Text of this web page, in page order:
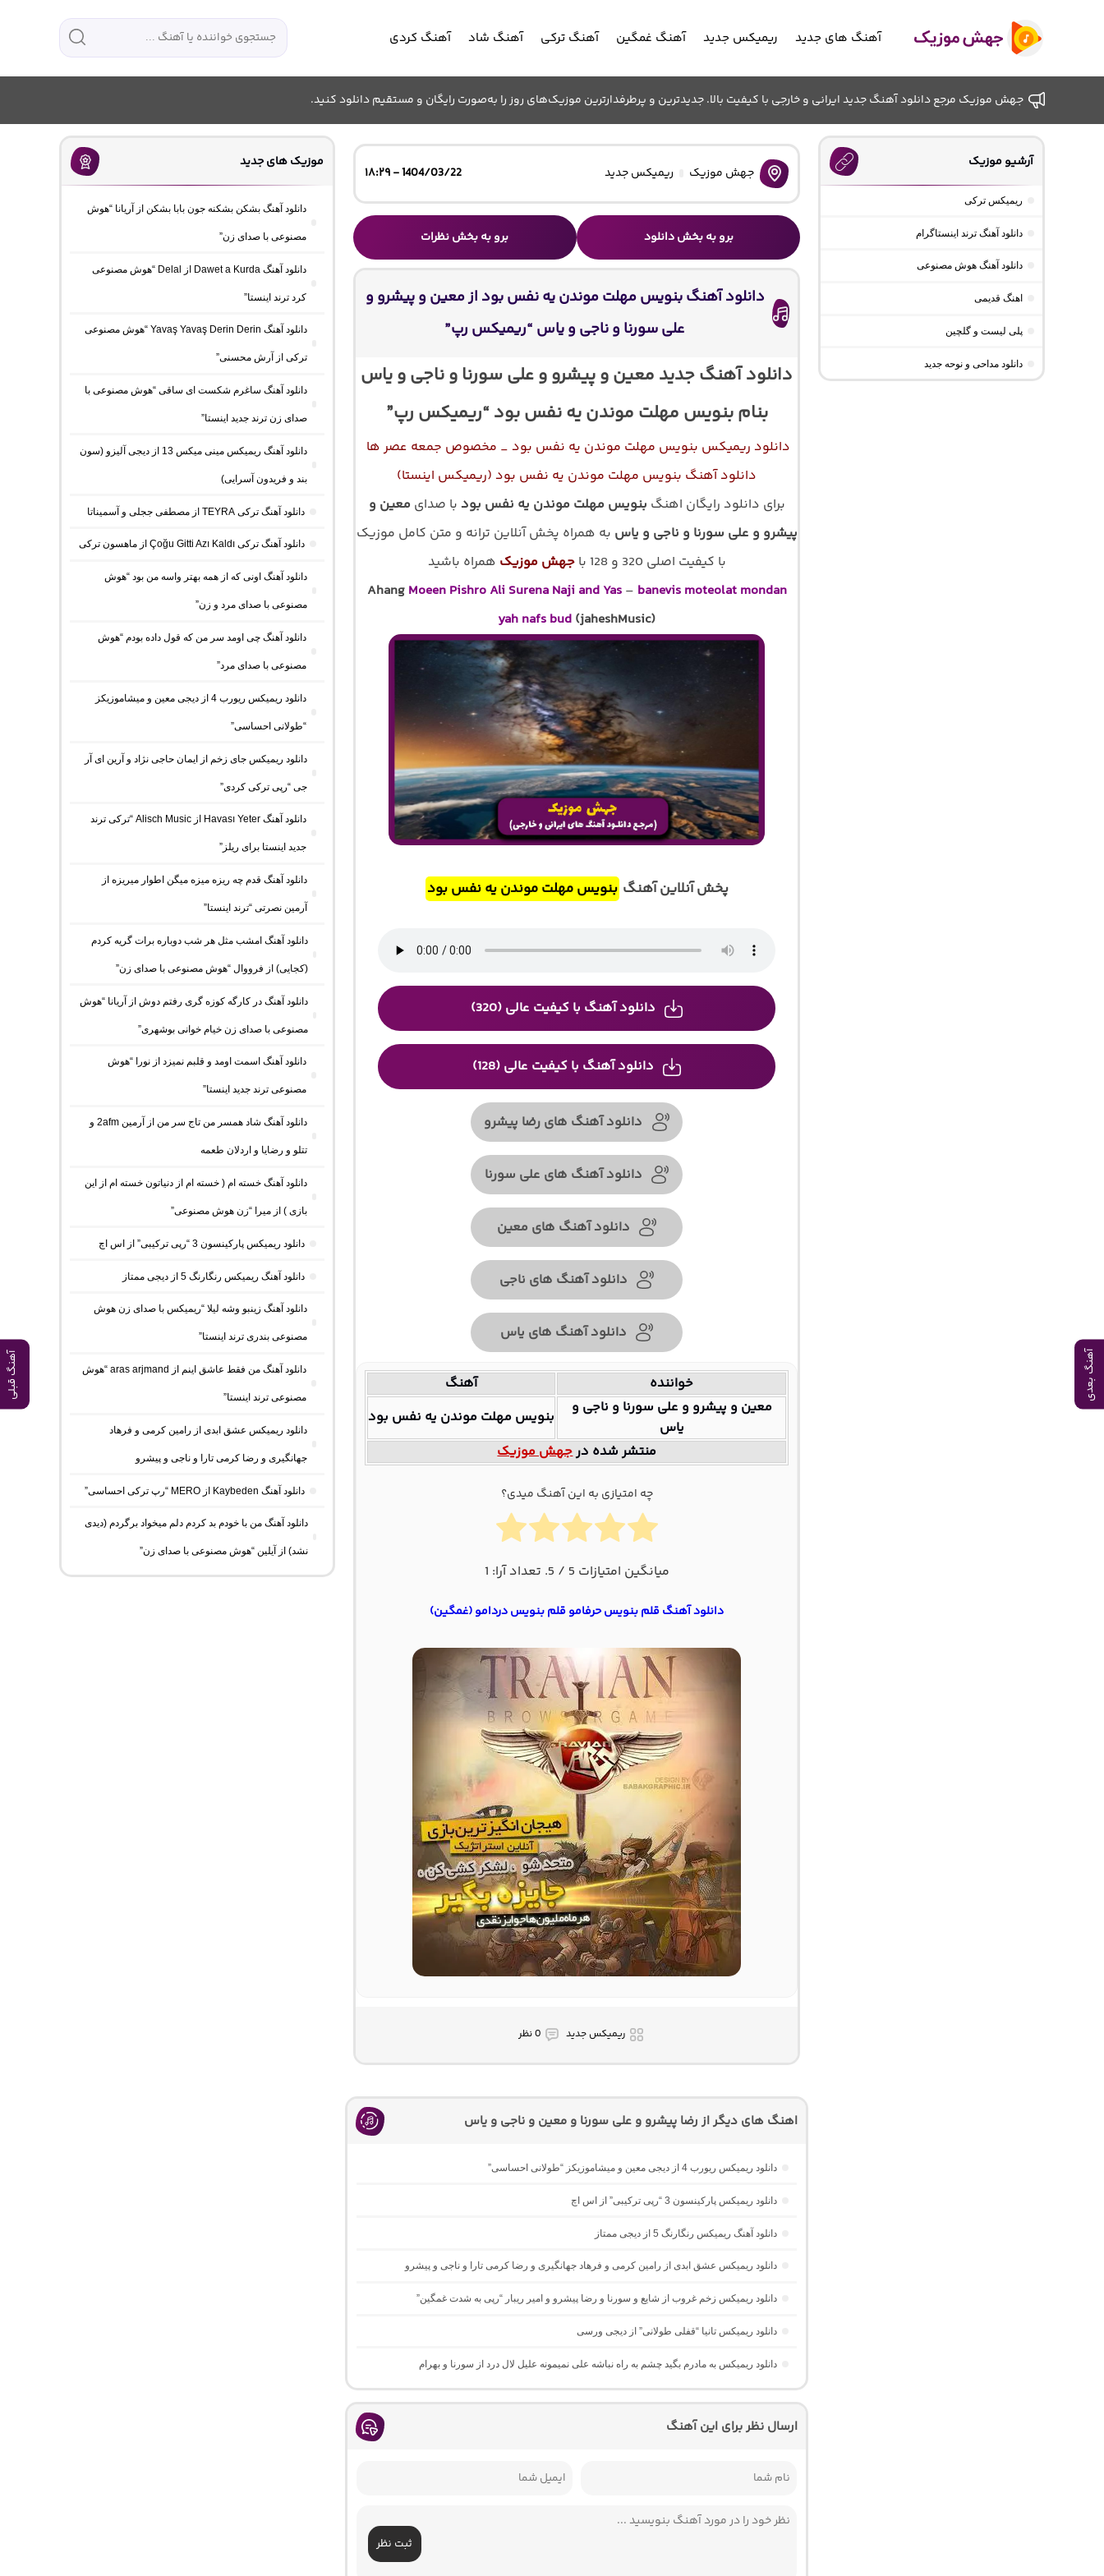
آهنگ بعدی آهنگ قبلی
آهنگ های جدید ریمیکس جدید آهنگ غمگین آهنگ ترکی آهنگ شاد آهنگ کردی
جهش موزیک مرجع دانلود آهنگ جدید ایرانی و خارجی با کیفیت بالا. جدیدترین و پرطرفدارترین موزیک‌های روز را به‌صورت رایگان و مستقیم دانلود کنید.
جهش موزیک ریمیکس جدید 1404/03/22 - ۱۸:۲۹
برو به بخش دانلود برو به بخش نظرات
دانلود آهنگ بنویس مهلت موندن یه نفس بود از معین و پیشرو و
علی سورنا و ناجی و یاس “ریمیکس رپ”
دانلود آهنگ جدید معین و پیشرو و علی سورنا و ناجی و یاس
بنام بنویس مهلت موندن یه نفس بود “ریمیکس رپ”
دانلود ریمیکس بنویس مهلت موندن یه نفس بود _ مخصوص جمعه عصر ها
دانلود آهنگ بنویس مهلت موندن یه نفس بود (ریمیکس اینستا)
برای دانلود رایگان اهنگ بنویس مهلت موندن یه نفس بود با صدایمعین و
پیشرو و علی سورنا و ناجی و یاس به همراه پخش آنلاین ترانه و متن کامل موزیک
با کیفیت اصلی 320 و 128 با
جهش موزیک همراه باشید
Ahang Moeen Pishro Ali Surena Naji and Yas– banevis moteolat mondan
yah nafs bud (jaheshMusic)
پخش آنلاین آهنگ بنویس مهلت موندن یه نفس بود
دانلود آهنگ با کیفیت عالی (320)
دانلود آهنگ با کیفیت عالی (128)
دانلود آهنگ های رضا پیشرو
دانلود آهنگ های علی سورنا
دانلود آهنگ های معین
دانلود آهنگ های ناجی
دانلود آهنگ های یاس
خواننده
آهنگ
معین و پیشرو و علی سورنا و ناجی و
یاس
بنویس مهلت موندن یه نفس بود
منتشر شده درجهش موزیک
چه امتیازی به این آهنگ میدی؟
میانگین امتیازات 5 / 5. تعداد آرا: 1
دانلود آهنگ قلم بنویس حرفامو قلم بنویس دردامو (غمگین)
ریمیکس جدید 0 نظر
اهنگ های دیگر از رضا پیشرو و علی سورنا و معین و ناجی و یاس
دانلود ریمیکس ریورب 4 از دیجی معین و میشاموزیکز “طولانی احساسی”
دانلود ریمیکس پارکینسون 3 “رپی ترکیبی” از اس اچ
دانلود آهنگ ریمیکس رنگارنگ 5 از دیجی ممتاز
دانلود ریمیکس عشق ابدی از رامین کرمی و فرهاد جهانگیری و رضا کرمی تارا و ناجی و پیشرو
دانلود ریمیکس زخم غروب از شایع و سورنا و رضا پیشرو و امیر ریبار “رپی به شدت غمگین”
دانلود ریمیکس تانیا “قفلی طولانی” از دیجی ورسی
دانلود ریمیکس به مادرم بگید چشم به راه نباشه علی نمیمونه علیل لال درد از سورنا و بهرام
ارسال نظر برای این آهنگ
ثبت نظر
آرشیو موزیک
ریمیکس ترکی
دانلود آهنگ ترند اینستاگرام
دانلود آهنگ هوش مصنوعی
اهنگ قدیمی
پلی لیست و گلچین
دانلود مداحی و نوحه جدید
موزیک های جدید
دانلود آهنگ بشکن بشکنه جون بابا بشکن از آریانا “هوش
مصنوعی با صدای زن”
دانلود آهنگ Dawet a Kurda از Delal “هوش مصنوعی
کرد ترند اینستا”
دانلود آهنگ Yavaş Yavaş Derin Derin “هوش مصنوعی
ترکی از آرش محسنی”
دانلود آهنگ ساغرم شکست ای ساقی “هوش مصنوعی با
صدای زن ترند جدید اینستا”
دانلود آهنگ ریمیکس مینی میکس 13 از دیجی آلیزو (سون
بند و فریدون آسرایی)
دانلود آهنگ ترکی TEYRA از مصطفی ججلی و آسمیناتا
دانلود آهنگ ترکی Çoğu Gitti Azı Kaldı از ماهسون ترکی
دانلود آهنگ اونی که از همه بهتر واسه من بود “هوش
مصنوعی با صدای مرد و زن”
دانلود آهنگ چی اومد سر من که قول داده بودم “هوش
مصنوعی با صدای مرد”
دانلود ریمیکس ریورب 4 از دیجی معین و میشاموزیکز
“طولانی احساسی”
دانلود ریمیکس جای زخم از ایمان حاجی نژاد و آرین ای آر
جی “رپی ترکی کردی”
دانلود آهنگ Havası Yeter از Alisch Music “ترکی ترند
جدید اینستا برای ریلز”
دانلود آهنگ ﻗﺪم ﭼﻪ رﻳﺰه ﻣﻴﺰه ﻣﻴﮕﻦ اﻃﻮار ﻣﻴﺮﻳﺰه از
آرمین نصرتی “ترند اینستا”
دانلود آهنگ امشب مثل هر شب دوباره برات گریه کردم
(کجایی) از فرووال “هوش مصنوعی با صدای زن”
دانلود آهنگ در کارگه کوزه گری رفتم دوش از آریانا “هوش
مصنوعی با صدای زن خیام خوانی بوشهری”
دانلود آهنگ اسمت اومد و قلبم نمیزد از نورا “هوش
مصنوعی ترند جدید اینستا”
دانلود آهنگ شاد همسر من تاج سر من از آرمین 2afm و
تتلو و رضایا و اردلان طعمه
دانلود آهنگ خسته ام ( خسته ام از دنیاتون خسته ام از این
بازی ) از میرا “زن هوش مصنوعی”
دانلود ریمیکس پارکینسون 3 “رپی ترکیبی” از اس اچ
دانلود آهنگ ریمیکس رنگارنگ 5 از دیجی ممتاز
دانلود آهنگ زینبو وشه لیلا “ریمیکس با صدای زن هوش
مصنوعی بندری ترند اینستا”
دانلود آهنگ من فقط عاشق اینم از aras arjmand “هوش
مصنوعی ترند اینستا”
دانلود ریمیکس عشق ابدی از رامین کرمی و فرهاد
جهانگیری و رضا کرمی تارا و ناجی و پیشرو
دانلود آهنگ Kaybeden از MERO “رپ ترکی احساسی”
دانلود آهنگ من با خودم بد کردم دلم میخواد برگردم (دیدی
نشد) از آیلین “هوش مصنوعی با صدای زن”